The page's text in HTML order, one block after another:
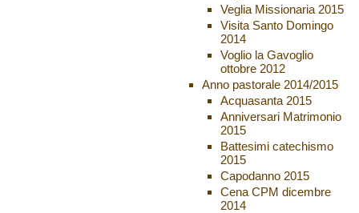
Veglia Missionaria 2015
Visita Santo Domingo
2014
Voglio la Gavoglio
ottobre 2012
Anno pastorale 2014/2015
Acquasanta 2015
Anniversari Matrimonio
2015
Battesimi catechismo
2015
Capodanno 2015
Cena CPM dicembre
2014